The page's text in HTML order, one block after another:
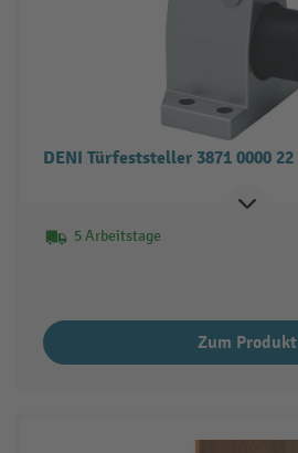
DENI Türfeststeller 3871 0000 22
5 Arbeitstage
Zum Produkt